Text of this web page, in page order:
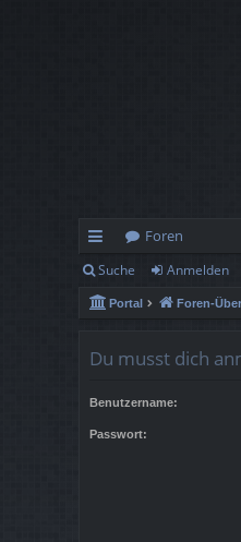
ch
ne
Foren
Suche Anmelden
Portal Foren-
Du musst dich
Benutzername:
Passwort: